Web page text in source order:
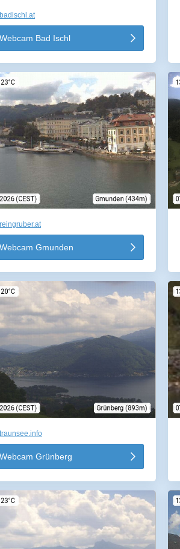
badischl.at
Webcam Bad Ischl
reingruber.at
Webcam Gmunden
traunsee.info
Webcam Grünberg